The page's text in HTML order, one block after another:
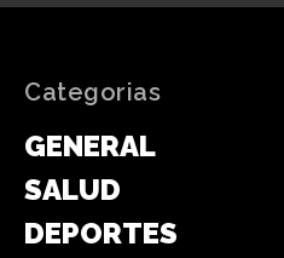
Categorias
GENERAL
SALUD
DEPORTES